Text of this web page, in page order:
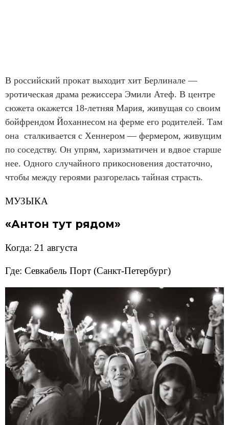
В российский прокат выходит хит Берлинале —
эротическая драма режиссера Эмили Атеф. В центре
сюжета окажется 18-летняя Мария, живущая со своим
бойфрендом Йоханнесом на ферме его родителей. Там
она сталкивается с Хеннером — фермером, живущим
по соседству. Он упрям, харизматичен и вдвое старше
нее. Одного случайного прикосновения достаточно,
чтобы между героями разгорелась тайная страсть.
МУЗЫКА
«Антон тут рядом»
Когда: 21 августа
Где: Севкабель Порт (Санкт-Петербург)